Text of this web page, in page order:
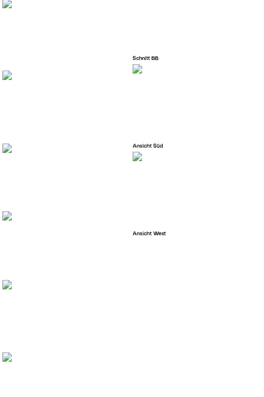
Schnitt BB
Ansicht Süd
Ansicht West